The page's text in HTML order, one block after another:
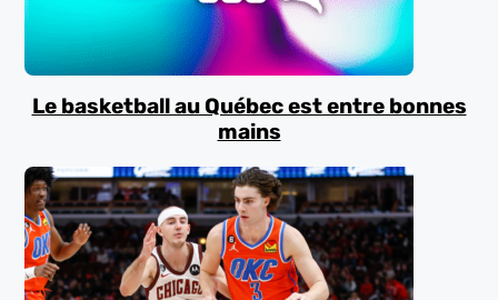
Le basketball au Québec est entre bonnes
mains